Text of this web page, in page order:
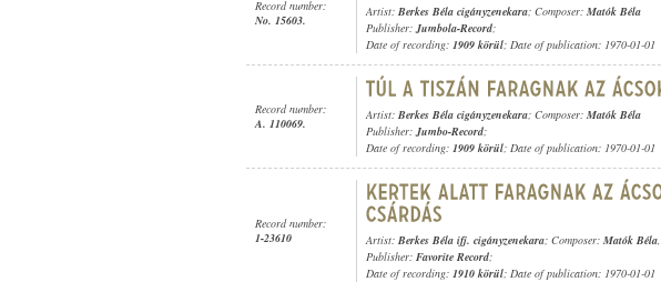
Record number:
No. 15603.
Artist: Berkes Béla cigányzenekara; Composer: Matók Béla
Publisher:Jumbola-Record;
Date of recording: 1909 körül; Date of publication: 1970-01-01
Record number:
A. 110069.
Artist: Berkes Béla cigányzenekara; Composer: Matók Béla
Publisher:Jumbo-Record;
Date of recording: 1909 körül; Date of publication: 1970-01-01
Record number:
1-23610
Artist: Berkes Béla ifj. cigányzenekara; Composer: Matók Béla,
Publisher: Favorite Record;
Date of recording: 1910 körül; Date of publication: 1970-01-01